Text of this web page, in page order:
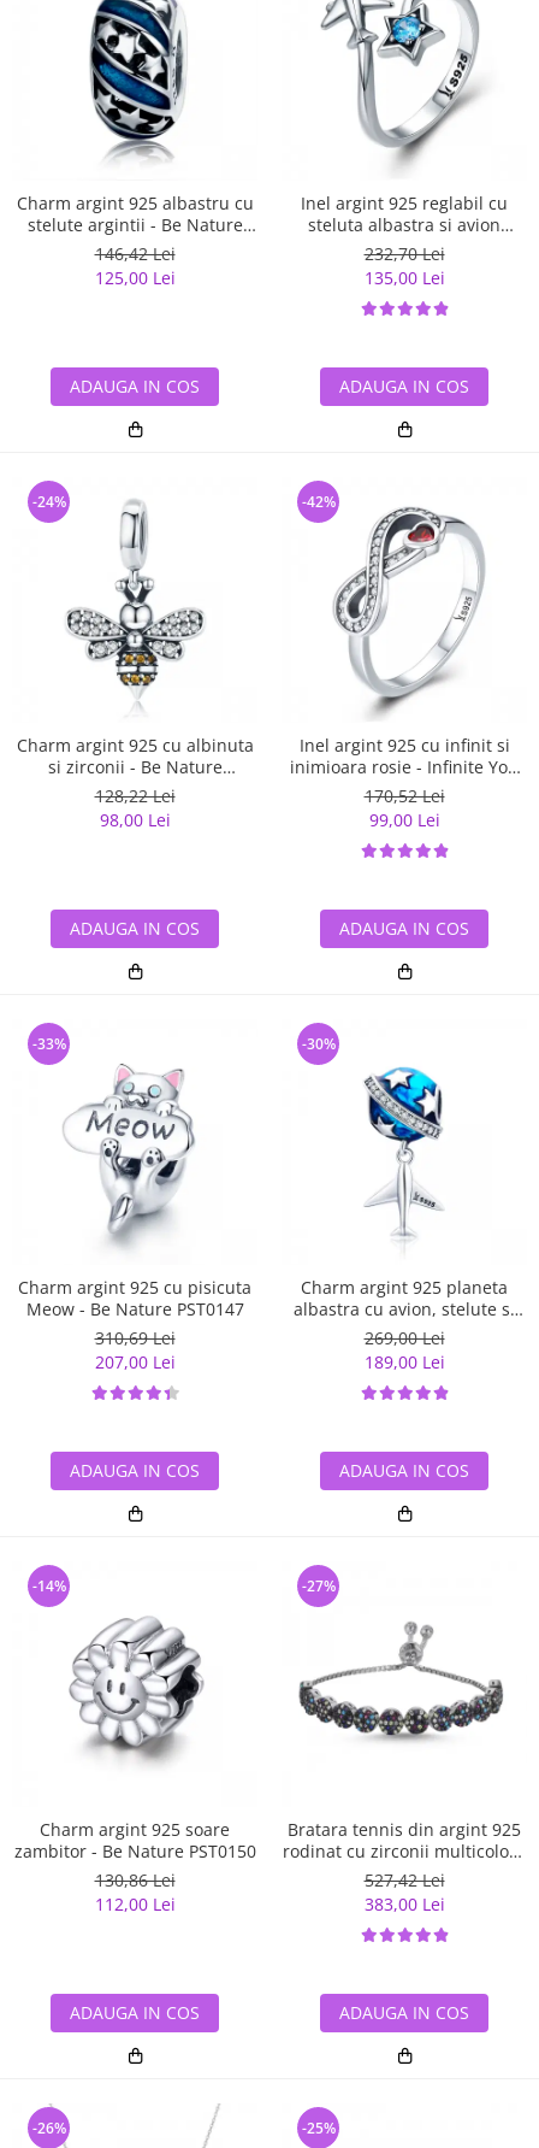
Charm argint 925 albastru cu
stelute argintii - Be Nature
PST0123
146,42 Lei
125,00 Lei
ADAUGA IN COS
Inel argint 925 reglabil cu
steluta albastra si avion
argintiu - Be Nature IST0047
232,70 Lei
135,00 Lei
ADAUGA IN COS
Charm argint 925 cu albinuta
si zirconii - Be Nature
PST0143
128,22 Lei
98,00 Lei
-24%
ADAUGA IN COS
Inel argint 925 cu infinit si
inimioara rosie - Infinite You
IST0062
170,52 Lei
99,00 Lei
-42%
ADAUGA IN COS
Charm argint 925 cu pisicuta
Meow - Be Nature PST0147
310,69 Lei
207,00 Lei
-33%
ADAUGA IN COS
Charm argint 925 planeta
albastra cu avion, stelute si
zirconii albe PST0149
269,00 Lei
189,00 Lei
-30%
ADAUGA IN COS
Charm argint 925 soare
zambitor - Be Nature PST0150
130,86 Lei
112,00 Lei
-14%
ADAUGA IN COS
Bratara tennis din argint 925
rodinat cu zirconii multicolore
- Be Elegant BTU0108
527,42 Lei
383,00 Lei
-27%
ADAUGA IN COS
-26% -25%